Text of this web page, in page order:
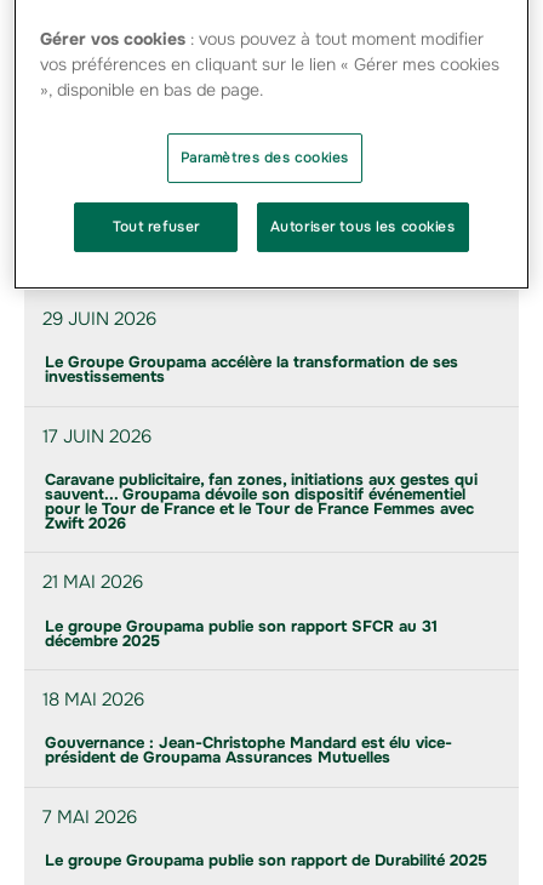
annuelle de 2027. Il est Vice-Président du conseil
d’orientation mutualiste depuis le 17 mai 2022 et membre
du comité des rémunérations et des nominations depuis le
19 mai 2022.
Fonction principale exercée en dehors de la
● Exploitant agricole
Actualités du groupe
29 JUIN 2026
Le Groupe Groupama accélère la transformation de ses
investissements
17 JUIN 2026
Caravane publicitaire, fan zones, initiations aux gestes qui
sauvent... Groupama dévoile son dispositif événementiel
pour le Tour de France et le Tour de France Femmes avec
Zwift 2026
21 MAI 2026
Le groupe Groupama publie son rapport SFCR au 31
décembre 2025
18 MAI 2026
Gouvernance : Jean-Christophe Mandard est élu vice-
président de Groupama Assurances Mutuelles
7 MAI 2026
Le groupe Groupama publie son rapport de Durabilité 2025
Gérer vos cookies : vous pouvez à tout moment modifier
vos préférences en cliquant sur le lien « Gérer mes cookies
», disponible en bas de page.
Paramètres des cookies
Tout refuser Autoriser tous les cookies